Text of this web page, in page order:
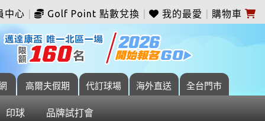
中心 Golf Point 點數兌換 我的最愛 購物車
高爾夫假期 代訂球場 海外直送 全台門市
印球 品牌試打會